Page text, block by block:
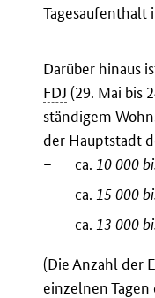
Tagesaufenthalt
Darüber hinaus
FDJ (29. Mai bis
ständigem
der Hauptstadt
–
ca.10 000
–
ca. 15 000
–
ca. 13 000
(Die Anzahl der
einzelnen